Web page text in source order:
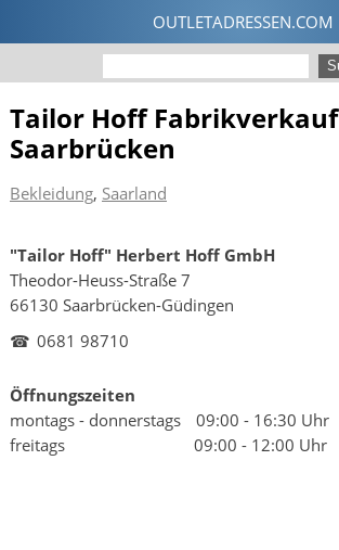
Tailor Hoff Fabrikverkauf
Saarbrücken
Bekleidung, Saarland
"Tailor Hoff" Herbert Hoff GmbH
Theodor-Heuss-Straße 7
66130 Saarbrücken-Güdingen
☎ 0681 98710
Öffnungszeiten
montags - donnerstags
09:00 - 16:30 Uhr
freitags
09:00 - 12:00 Uhr